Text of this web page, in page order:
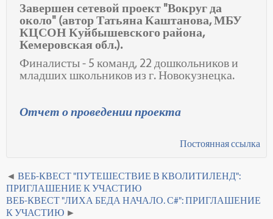
Завершен сетевой проект "Вокруг да
около" (автор Татьяна Каштанова, МБУ
КЦСОН Куйбышевского района,
Кемеровская обл.).
Финалисты - 5 команд, 22 дошкольников и
младших школьников из г. Новокузнецка.
Отчет о проведении проекта
Постоянная ссылка
ВЕБ-КВЕСТ "ПУТЕШЕСТВИЕ В КВОЛИТИЛЕНД":
ПРИГЛАШЕНИЕ К УЧАСТИЮ
ВЕБ-КВЕСТ "ЛИХА БЕДА НАЧАЛО. С#": ПРИГЛАШЕНИЕ
К УЧАСТИЮ